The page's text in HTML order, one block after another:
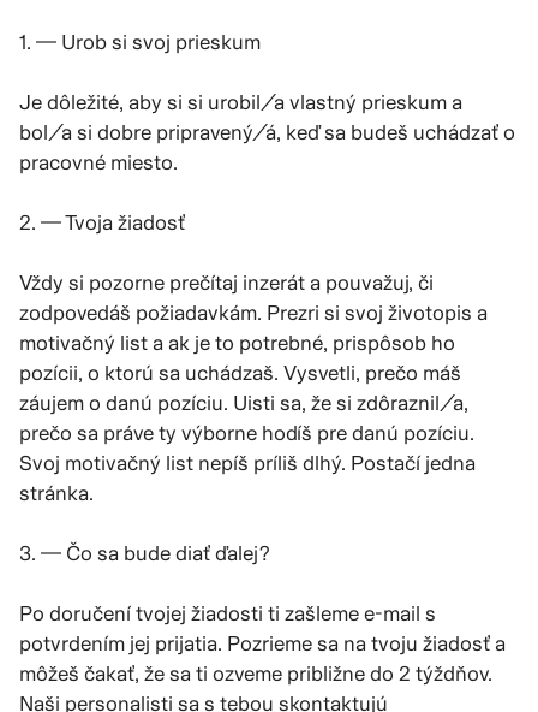
1. — Urob si svoj prieskum
Je dôležité, aby si si urobil/a vlastný prieskum a
bol/a si dobre pripravený/á, keď sa budeš uchádzať o
pracovné miesto.
2. — Tvoja žiadosť
Vždy si pozorne prečítaj inzerát a pouvažuj, či
zodpovedáš požiadavkám. Prezri si svoj životopis a
motivačný list a ak je to potrebné, prispôsob ho
pozícii, o ktorú sa uchádzaš. Vysvetli, prečo máš
záujem o danú pozíciu. Uisti sa, že si zdôraznil/a,
prečo sa práve ty výborne hodíš pre danú pozíciu.
Svoj motivačný list nepíš príliš dlhý. Postačí jedna
stránka.
3. — Čo sa bude diať ďalej?
Po doručení tvojej žiadosti ti zašleme e-mail s
potvrdením jej prijatia. Pozrieme sa na tvoju žiadosť a
môžeš čakať, že sa ti ozveme približne do 2 týždňov.
Naši personalisti sa s tebou skontaktujú